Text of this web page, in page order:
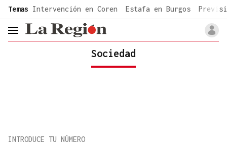
common.go-to-content
Temas Intervención en Coren Estafa en Burgos
header.menu.open
Sociedad
INTRODUCE TU NÚMERO